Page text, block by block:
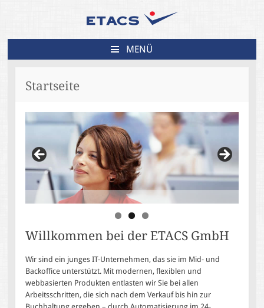
MENÜ
ZUM
SPRINGEN
Startseite
Willkommen bei der ETACS GmbH
Wir sind ein junges IT-Unternehmen, das sie im Mid- und
Backoffice unterstützt. Mit modernen, flexiblen und
webbasierten Produkten entlasten wir Sie bei allen
Arbeitsschritten, die sich nach dem Verkauf bis hin zur